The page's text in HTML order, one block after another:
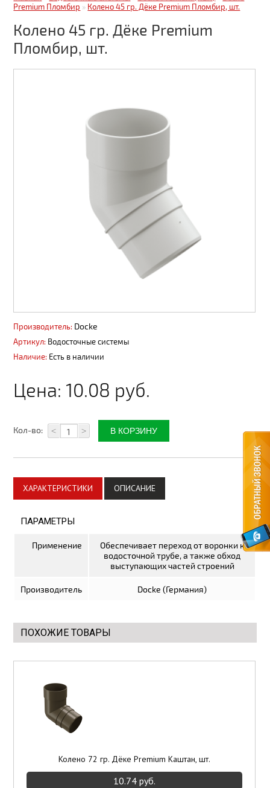
ДОСТАВКА И ОПЛАТА
КОНТАКТЫ
Кирпич, блоки
Битумные кровельные материалы
Битумные фасадные материалы
Сайдинг, софит
Профнастил, штакет, 3D ограждения
Декоративные покрытия АМК
Водосточные системы
Материалы из ДПК
Металлопродукция
Материалы для благоустройства
Комплектующие для ворот
Электрические тёплые полы
Элементы отделки
Потолки подвесные
Premium Пломбир » Колено 45 гр. Дёке Premium Пломбир, шт.
Колено 45 гр. Дёке Premium
Пломбир, шт.
Производитель: Docke
Артикул: Водосточные системы
Наличие: Есть в наличии
Цена: 10.08 руб.
Кол-во: < >
ХАРАКТЕРИСТИКИ ОПИСАНИЕ
ПАРАМЕТРЫ
Применение
Обеспечивает переход от воронки к
водосточной трубе, а также обход
выступающих частей строений
Производитель Docke (Германия)
ПОХОЖИЕ ТОВАРЫ
Колено 72 гр. Дёке Premium Каштан, шт.
10.74 руб.